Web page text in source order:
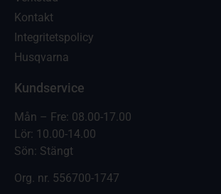
Kontakt
Integritetspolicy
Husqvarna
Kundservice
Mån – Fre: 08.00-17.00
Lör: 10.00-14.00
Sön: Stängt
Org. nr. 556700-1747